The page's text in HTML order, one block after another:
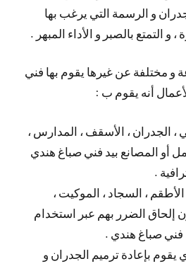
و الرسمة التي يرغب بها
و التمتع بالصبر و الأداء المبهر .
و مختلفة عن غيرها يقوم بها فني
أنه يقوم ب :
، الجدران ، الأسقف ، المدارس ،
أو المصانع بيد فني صباغ هندي
.
الأطقم ، السجاد ، الموكيت ،
إلحاق الضرر بهم عبر استخدام
فني صباغ هندي .
بإعادة ترميم الجدران و